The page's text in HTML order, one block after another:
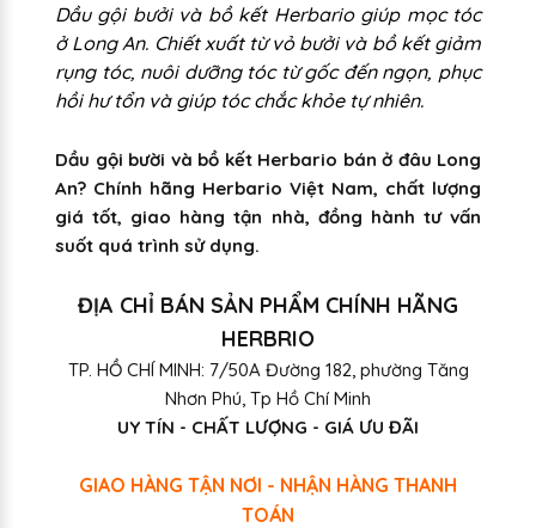
Dầu gội bưởi và bồ kết Herbario giúp mọc tóc
ở Long An. Chiết xuất từ vỏ bưởi và bồ kết giảm
rụng tóc, nuôi dưỡng tóc từ gốc đến ngọn, phục
hồi hư tổn và giúp tóc chắc khỏe tự nhiên.
Dầu gội bười và bồ kết Herbario bán ở đâu Long
An? Chính hãng Herbario Việt Nam, chất lượng
giá tốt, giao hàng tận nhà, đồng hành tư vấn
suốt quá trình sử dụng.
ĐỊA CHỈ BÁN SẢN PHẨM CHÍNH HÃNG
HERBRIO
TP. HỒ CHÍ MINH: 7/50A Đường 182, phường Tăng
Nhơn Phú, Tp Hồ Chí Minh
UY TÍN - CHẤT LƯỢNG - GIÁ ƯU ĐÃI
GIAO HÀNG TẬN NƠI - NHẬN HÀNG THANH
TOÁN